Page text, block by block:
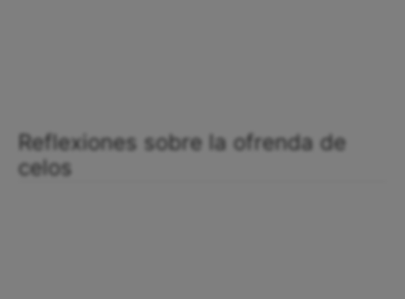
Reflexiones sobre la ofrenda de
celos